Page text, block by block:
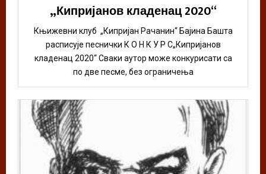
„Кипријанов кладенац 2020“
Књижевни клуб „Кипријан Рачанин“ Бајина Башта
расписује песнички К О Н К У Р С„Кипријанов
кладенац 2020“ Сваки аутор може конкурисати са
по две песме, без ограничења